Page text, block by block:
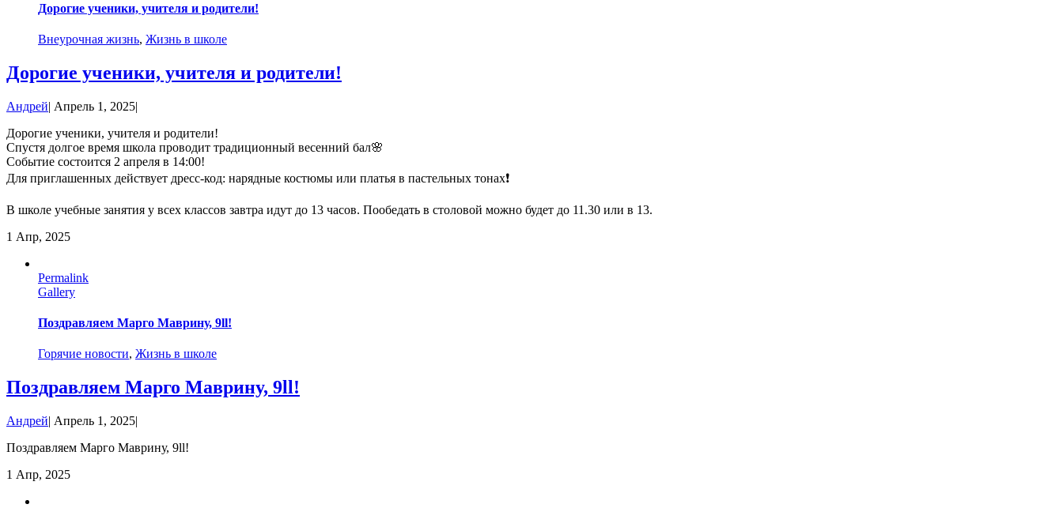
Дорогие ученики, учителя и родители!
Внеурочная жизнь, Жизнь в школе
Дорогие ученики, учителя и родители!
Андрей| Апрель 1, 2025|
Дорогие ученики, учителя и родители!
Спустя долгое время школа проводит традиционный весенний бал🌸
Событие состоится 2 апреля в 14:00!
Для приглашенных действует дресс-код: нарядные костюмы или платья в пастельных тонах❗️
В школе учебные занятия у всех классов завтра идут до 13 часов. Пообедать в столовой можно будет до 11.30 или в 13.
1 Апр, 2025
Permalink
Gallery
Поздравляем Марго Маврину, 9ll!
Горячие новости, Жизнь в школе
Поздравляем Марго Маврину, 9ll!
Андрей| Апрель 1, 2025|
Поздравляем Марго Маврину, 9ll!
1 Апр, 2025